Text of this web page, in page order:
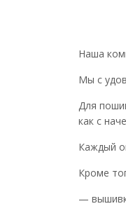
Наша
Мы с
Для
как с
Каждый
Кроме
—